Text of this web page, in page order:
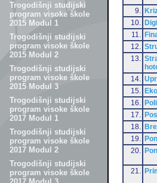
Trogodišnji studijski
program visoke škole
2015 Modul 1
Trogodišnji studijski
program visoke škole
2015 Modul 2
Trogodišnji studijski
program visoke škole
2015 Modul 3
Trogodišnji studijski
program visoke škole
2017 Modul 1
Trogodišnji studijski
program visoke škole
2017 Modul 2
Trogodišnji studijski
program visoke škole
9.
10.
11.
12.
13.
14.
15.
16.
17.
18.
19.
20.
21.